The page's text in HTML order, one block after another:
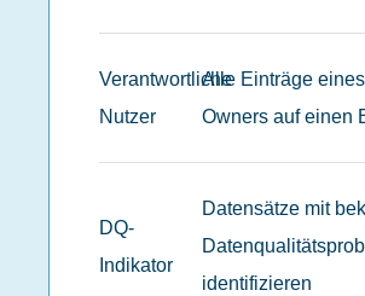
Verantwortliche
Nutzer
Alle Einträge
Owners auf einen
DQ-
Indikator
Datensätze mit
identifizieren